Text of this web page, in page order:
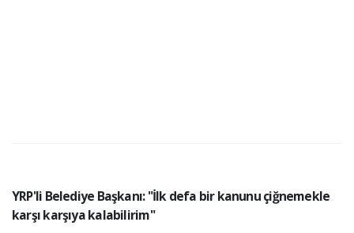
YRP'li Belediye Başkanı: "İlk defa bir kanunu çiğnemekle
karşı karşıya kalabilirim"